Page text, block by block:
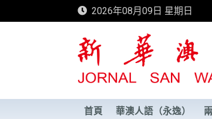
to
2026年08月09日 星期日
新華澳報
首頁 華澳人語（永逸）